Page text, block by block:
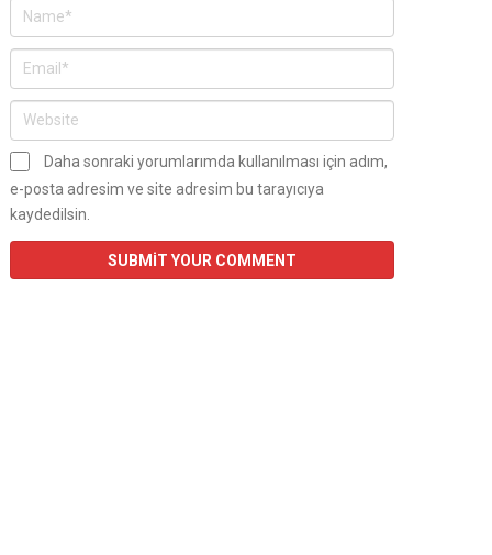
Daha sonraki yorumlarımda kullanılması için adım,
e-posta adresim ve site adresim bu tarayıcıya
kaydedilsin.